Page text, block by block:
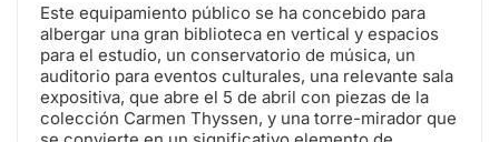
Este equipamiento público se ha concebido para
albergar una gran biblioteca en vertical y espacios
para el estudio, un conservatorio de música, un
auditorio para eventos culturales, una relevante sala
expositiva, que abre el 5 de abril con piezas de la
colección Carmen Thyssen, y una torre-mirador que